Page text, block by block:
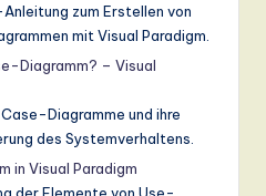
zum Erstellen von
mit Visual Paradigm.
Diagramm? – Visual
Diagramme und ihre
des Systemverhaltens.
in Visual Paradigm